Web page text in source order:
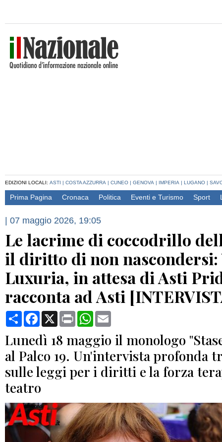
EDIZIONI LOCALI: ASTI | COSTA AZZURRA | CUNEO | GENOVA | IMPERIA | LUGANO |
Prima Pagina Cronaca Politica Eventi e Turismo Sport
| 07 maggio 2026, 19:05
Le lacrime di coccodrillo
il diritto di non
Luxuria, in attesa di Asti
racconta ad Asti
CondividiFacebook
X Print WhatsApp
Lunedì 18 maggio il monologo
al Palco 19. Un'intervista profonda
sulle leggi per i diritti e la forza
teatro